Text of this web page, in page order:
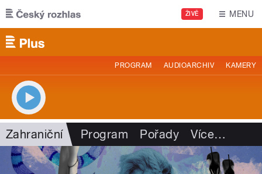
Přejít k hlavnímu obsahu
ŽIVĚ MENU
PROGRAM AUDIOARCHIV KAMERY
Zahraniční Program Pořady Více…